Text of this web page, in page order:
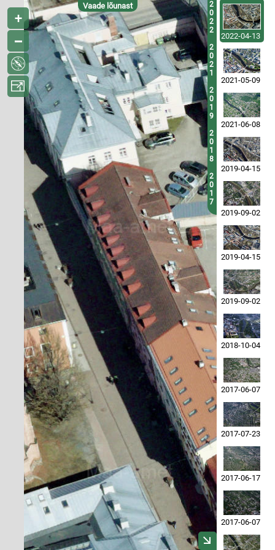
Vaade lõunast
2
0
2
2
2
0
2
1
2
0
1
9
2
0
1
8
2
0
1
7
2022-04-13
2021-05-09
2021-06-08
2019-04-15
2019-09-02
2019-04-15
2019-09-02
2018-10-04
2017-06-07
2017-07-23
2017-06-17
2017-06-07